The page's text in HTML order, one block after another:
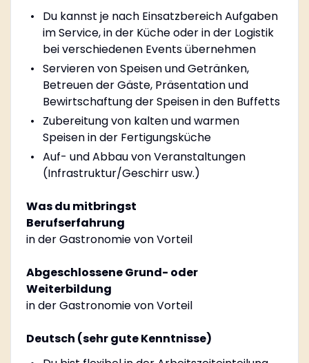
Du kannst je nach Einsatzbereich Aufgaben
im Service, in der Küche oder in der Logistik
bei verschiedenen Events übernehmen
Servieren von Speisen und Getränken,
Betreuen der Gäste, Präsentation und
Bewirtschaftung der Speisen in den Buffetts
Zubereitung von kalten und warmen
Speisen in der Fertigungsküche
Auf- und Abbau von Veranstaltungen
(Infrastruktur/Geschirr usw.)
Was du mitbringst
Berufserfahrung
in der Gastronomie von Vorteil
Abgeschlossene Grund- oder
Weiterbildung
in der Gastronomie von Vorteil
Deutsch (sehr gute Kenntnisse)